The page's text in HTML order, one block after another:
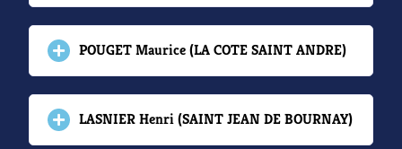
POUGET Maurice (LA COTE SAINT ANDRE)
LASNIER Henri (SAINT JEAN DE BOURNAY)